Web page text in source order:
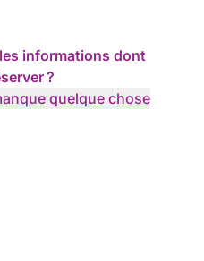
informations dont
?
quelque chose